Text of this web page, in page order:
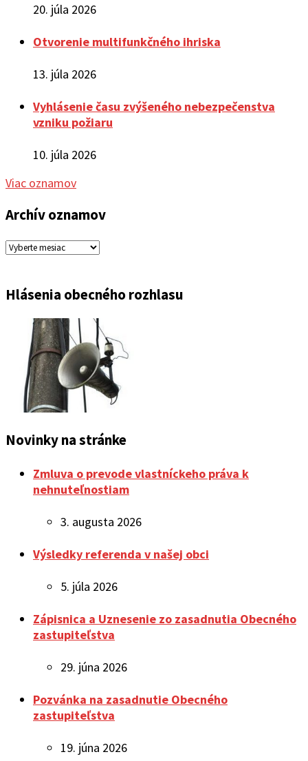
20. júla 2026
Otvorenie multifunkčného ihriska
13. júla 2026
Vyhlásenie času zvýšeného nebezpečenstva
vzniku požiaru
10. júla 2026
Viac oznamov
Archív oznamov
Archív
Hlásenia obecného rozhlasu
Novinky na stránke
Zmluva o prevode vlastníckeho práva k
nehnuteľnostiam
3. augusta 2026
Výsledky referenda v našej obci
5. júla 2026
Zápisnica a Uznesenie zo zasadnutia Obecného
zastupiteľstva
29. júna 2026
Pozvánka na zasadnutie Obecného
zastupiteľstva
19. júna 2026